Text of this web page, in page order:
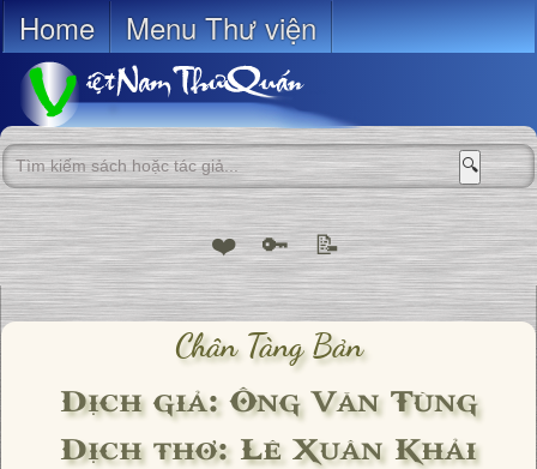
Home Menu Thư viện
🔍
❤️ 🔑 📝
Chân Tàng Bản
Dịch giả: Ông Văn Tùng
Dịch thơ: Lê Xuân Khải